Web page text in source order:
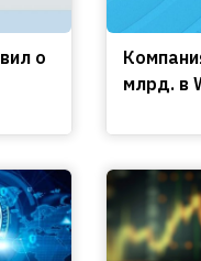
о
млрд. в